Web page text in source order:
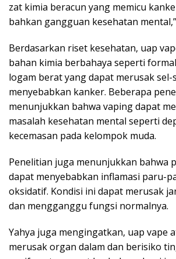
zat kimia beracun yang memicu
bahkan gangguan kesehatan
Berdasarkan riset kesehatan, uap
bahan kimia berbahaya seperti
logam berat yang dapat merusak
menyebabkan kanker. Beberapa
menunjukkan bahwa vaping dapat
masalah kesehatan mental seperti
kecemasan pada kelompok muda.
Penelitian juga menunjukkan bahwa
dapat menyebabkan inflamasi paru-
oksidatif. Kondisi ini dapat merusak
dan mengganggu fungsi normalnya.
Yahya juga mengingatkan, uap vape
merusak organ dalam dan berisiko